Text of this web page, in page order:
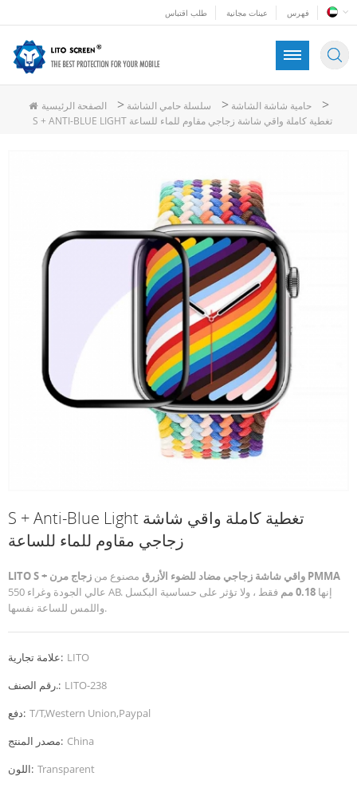
طلب اقتباس عينات مجانية فهرس
الصفحة الرئيسية > سلسلة حامي الشاشة > حامية شاشة الشاشة >
S + ANTI-BLUE LIGHT تغطية كاملة واقي شاشة زجاجي مقاوم للماء للساعة
S + Anti-Blue Light تغطية كاملة واقي شاشة
زجاجي مقاوم للماء للساعة
LITO S + واقي شاشة زجاجي مضاد للضوء الأزرق مصنوع من
زجاج مرن PMMA
عالي الجودة وغراء 550 AB. إنها 0.18 مم
فقط ، ولا تؤثر على حساسية البكسل
واللمس للساعة نفسها.
علامة تجارية: LITO
رقم الصنف.: LITO-238
دفع: T/T,Western Union,Paypal
مصدر المنتج: China
اللون: Transparent